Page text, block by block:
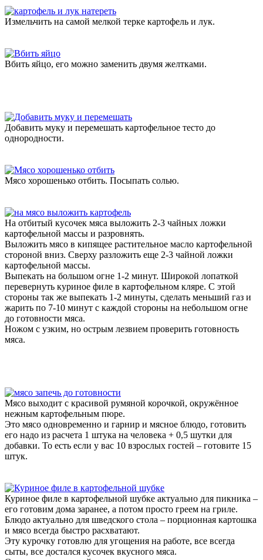
Измельчить на самой мелкой терке картофель и лук.
Вбить яйцо, его можно заменить двумя желтками.
Добавить муку и перемешать картофельное тесто до
однородности.
Мясо хорошенько отбить. Посыпать солью.
На отбитый кусочек мяса выложить 2-3 чайных ложки
картофельной массы и разровнять.
Выложить мясо в кипящее растительное масло картофельной
стороной вниз. Сверху разложить еще 2-3 чайной ложки
картофельной массы.
Выпекать на большом огне 1-2 минут. Широкой лопаткой
перевернуть куриное филе в картофельном кляре. С этой
стороны так же выпекать 1-2 минуты, сделать меньший газ и
жарить по 7-10 минут с каждой стороны на небольшом огне
до готовности мяса.
Ножом с узким, но острым лезвием проверить готовность
мяса.
Мясо выходит с красивой румяной корочкой, окружённое
нежным картофельным пюре.
Это мясо одновременно и гарнир и мясное блюдо, готовить
его надо из расчета 1 штука на человека + 0,5 шутки для
добавки. То есть если у вас 10 взрослых гостей – готовите 15
штук.
Куриное филе в картофельной шубке актуально для пикника –
его готовим дома заранее, а потом просто греем на гриле.
Блюдо актуально для шведского стола – порционная картошка
и мясо всегда быстро расхватают.
Эту курочку готовлю для угощения на работе, все всегда
сыты, все достался кусочек вкусного мяса.